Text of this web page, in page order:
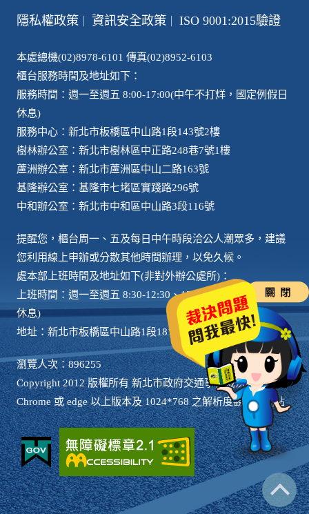
隱私權政策 資訊安全政策 ISO 9001:2015驗證
本處總機(02)8978-6101 傳真(02)8952-6103
櫃台服務時間及地址如下：
服務時間：週一至週五 8:00-17:00(中午不打烊，國定例假日
休息)
服務中心：新北市板橋區中山路1段143號2樓
樹林辦公室：新北市樹林區中正路248巷7號1樓
蘆洲辦公室：新北市蘆洲區中山二路163號
基隆辦公室：基隆市七堵區實踐路296號
中和辦公室：新北市中和區中山路3段116號
提醒您，櫃台周一、五及每日中午時段洽公人潮眾多，建議
您利用線上申辦或分散其他時間辦理，以免久候。
處本部上班時間及地址如下(非對外辦公處所)：
上班時間：週一至週五 8:30-12:30、13:30-17:30 (國定例假日
休息)
地址：新北市板橋區中山路1段181號2樓
瀏覽人次：896255
Copyright 2012 版權所有 新北市政府交通事件裁決處 請用
Chrome 或 edge 以上版本及 1024*768 之解析度觀看本網站